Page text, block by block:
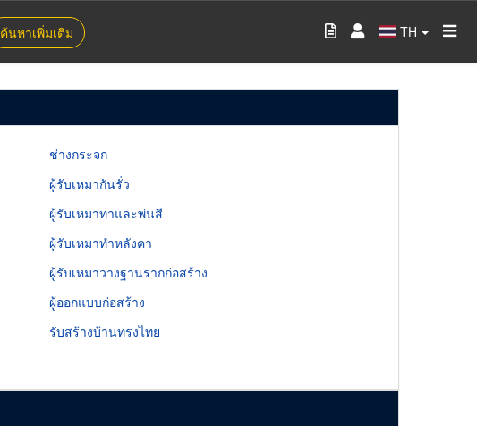
ค้นหาเพิ่มเติม TH
ช่างกระจก
ผู้รับเหมากันรั่ว
ผู้รับเหมาทาและพ่นสี
ผู้รับเหมาทำหลังคา
ผู้รับเหมาวางฐานรากก่อสร้าง
ผู้ออกแบบก่อสร้าง
รับสร้างบ้านทรงไทย